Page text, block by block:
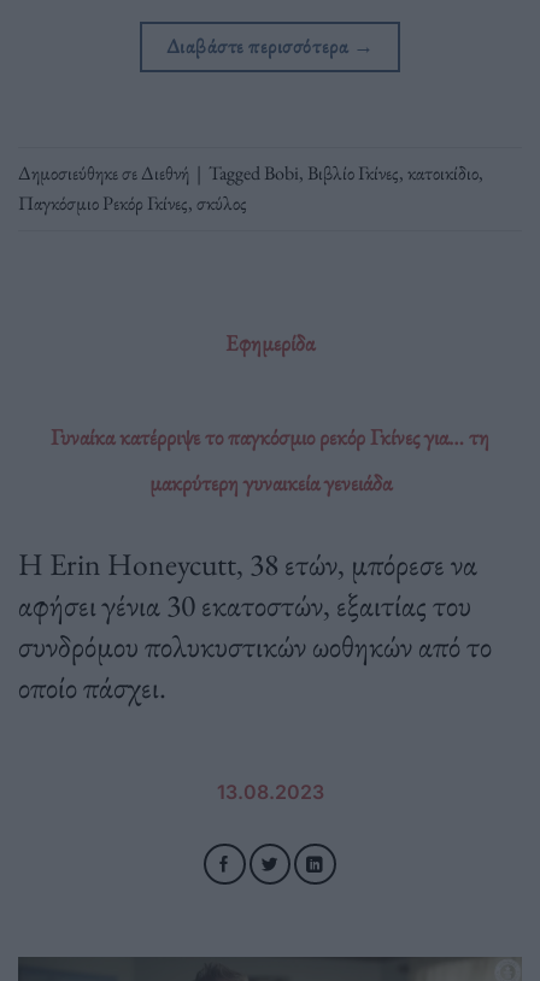
Διαβάστε περισσότερα →
Δημοσιεύθηκε σεΔιεθνή | TaggedBobi, Βιβλίο Γκίνες,κατοικίδιο,
Παγκόσμιο Ρεκόρ Γκίνες,σκύλος
Εφημερίδα
Γυναίκα κατέρριψε το παγκόσμιο ρεκόρ Γκίνες για… τη
μακρύτερη γυναικεία γενειάδα
Η Erin Honeycutt, 38 ετών, μπόρεσε να
αφήσει γένια 30 εκατοστών, εξαιτίας του
συνδρόμου πολυκυστικών ωοθηκών από το
οποίο πάσχει.
13.08.2023